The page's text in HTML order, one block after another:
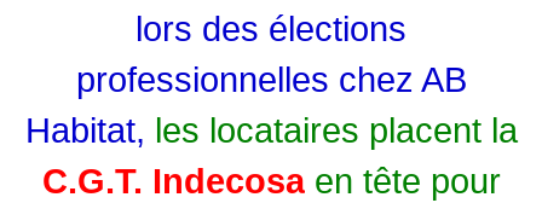
lors des élections
professionnelles chez AB
Habitat, les locataires placent la
C.G.T. Indecosaen tête pour